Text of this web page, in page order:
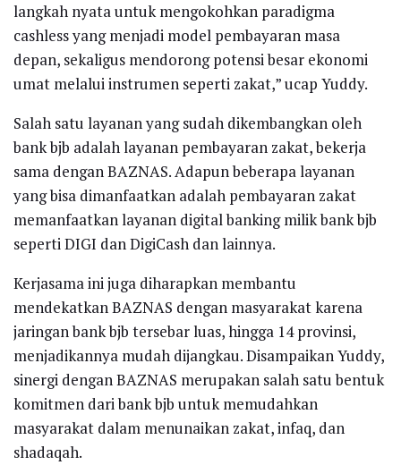
langkah nyata untuk mengokohkan paradigma
cashless yang menjadi model pembayaran masa
depan, sekaligus mendorong potensi besar ekonomi
umat melalui instrumen seperti zakat,” ucap Yuddy.
Salah satu layanan yang sudah dikembangkan oleh
bank bjb adalah layanan pembayaran zakat, bekerja
sama dengan BAZNAS. Adapun beberapa layanan
yang bisa dimanfaatkan adalah pembayaran zakat
memanfaatkan layanan digital banking milik bank bjb
seperti DIGI dan DigiCash dan lainnya.
Kerjasama ini juga diharapkan membantu
mendekatkan BAZNAS dengan masyarakat karena
jaringan bank bjb tersebar luas, hingga 14 provinsi,
menjadikannya mudah dijangkau. Disampaikan Yuddy,
sinergi dengan BAZNAS merupakan salah satu bentuk
komitmen dari bank bjb untuk memudahkan
masyarakat dalam menunaikan zakat, infaq, dan
shadaqah.